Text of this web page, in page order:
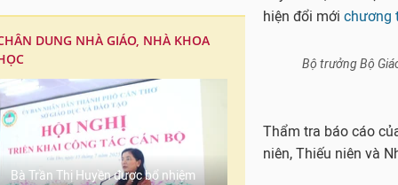
DUNG NHÀ GIÁO, NHÀ KHOA
Bà Trần Thị Huyền được bổ nhiệm
hiện đổi mới chương